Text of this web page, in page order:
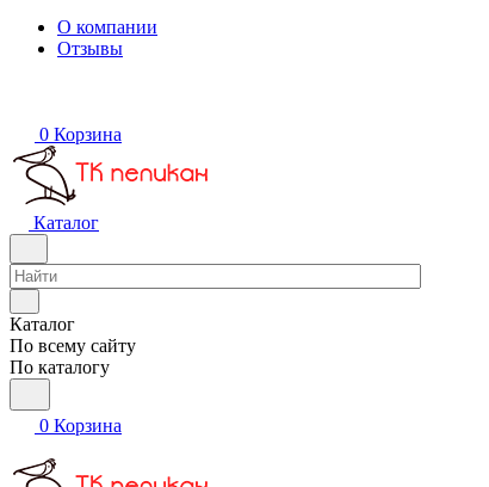
О компании
Отзывы
0 Корзина
Каталог
Каталог
По всему сайту
По каталогу
0 Корзина